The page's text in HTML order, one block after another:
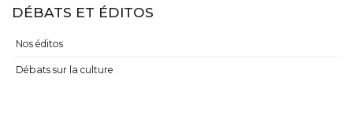
DÉBATS ET ÉDITOS
Nos éditos
Débats sur la culture